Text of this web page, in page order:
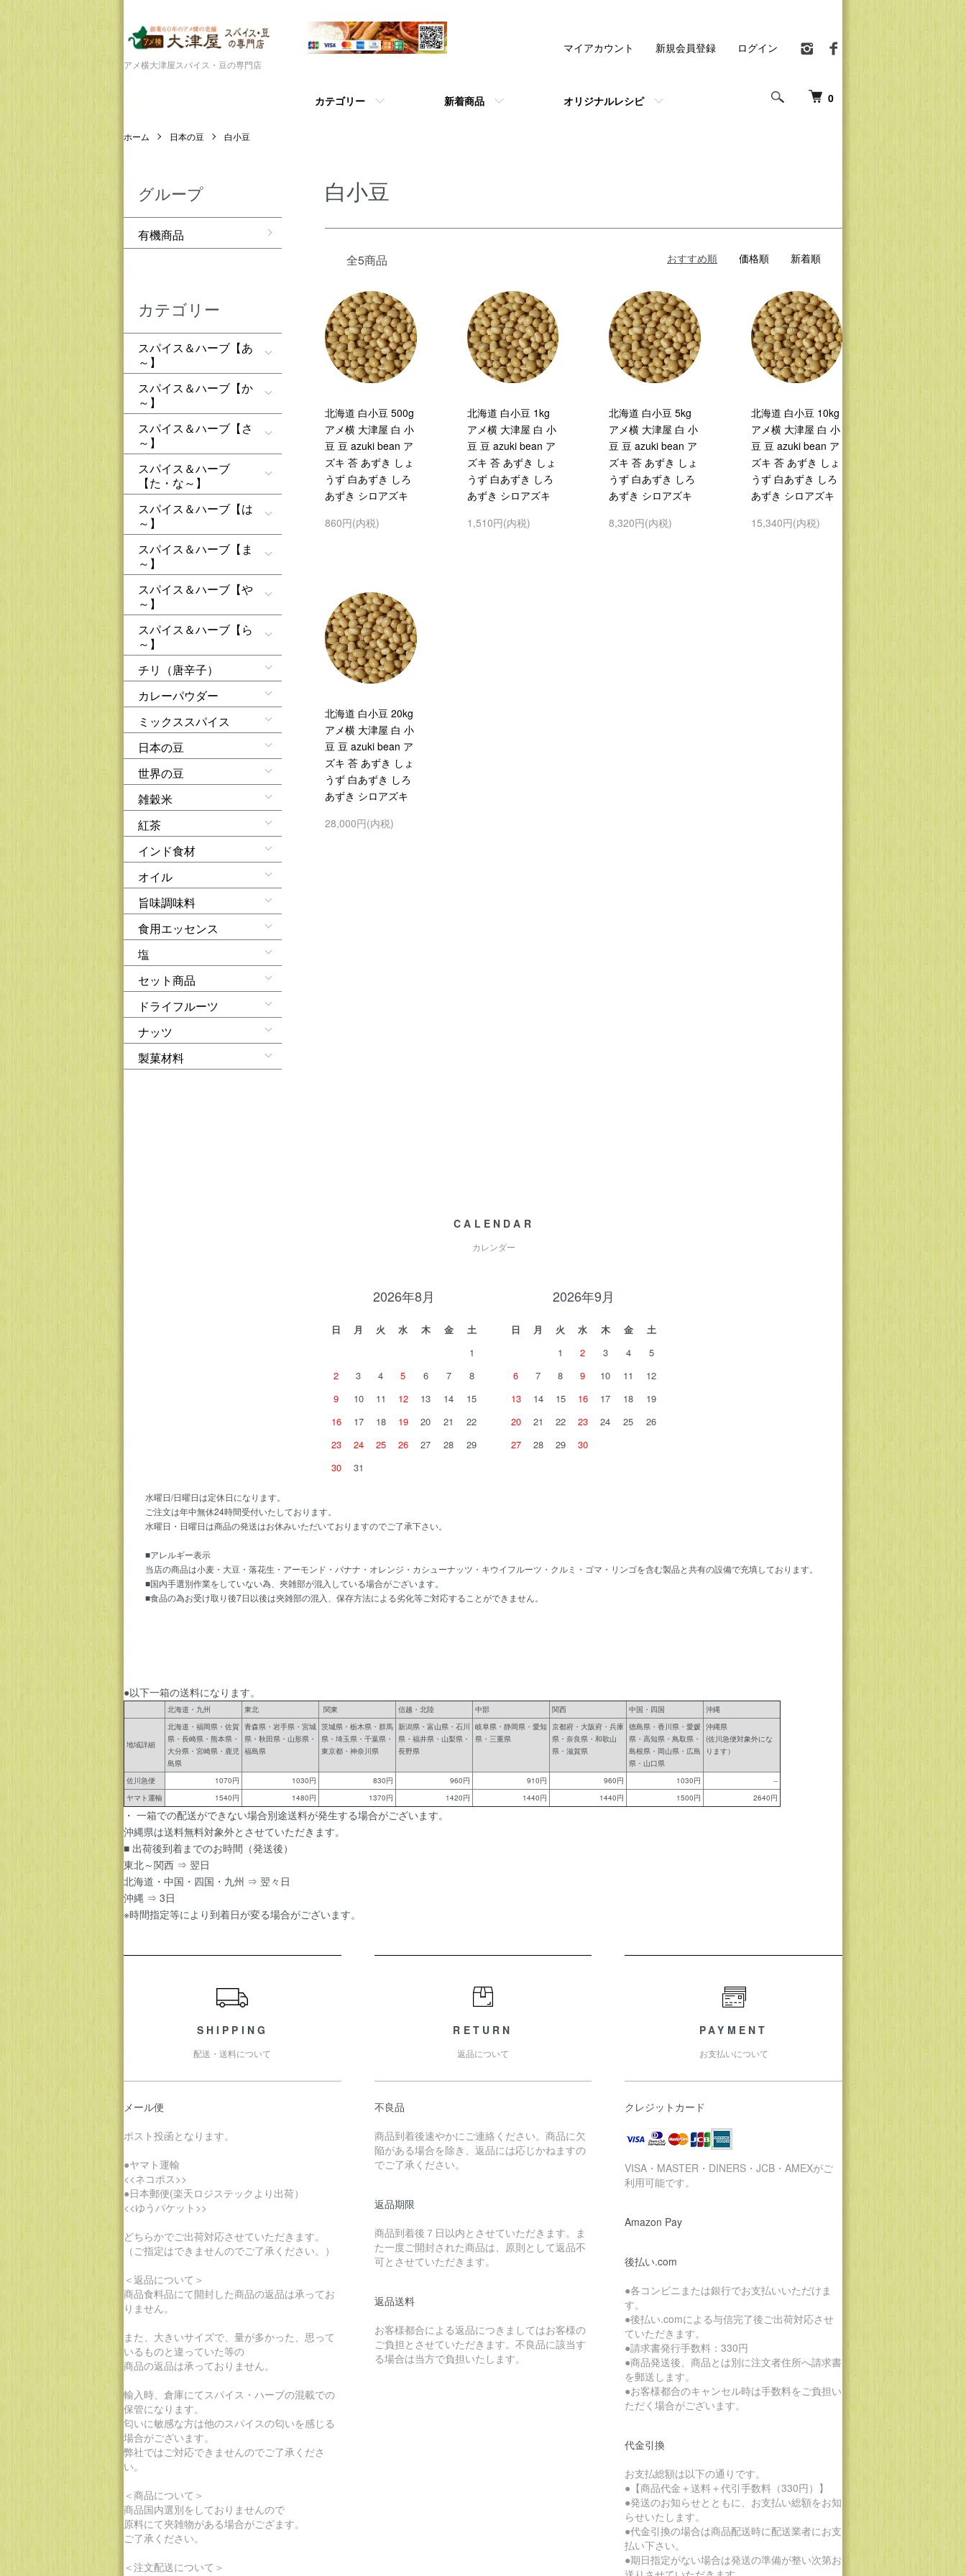
アメ横大津屋スパイス・豆の専門店
0
カテゴリー 新着商品 オリジナルレシピ
マイアカウント 新規会員登録 ログイン
ホーム 日本の豆 白小豆
白小豆
全5商品 おすすめ順 価格順 新着順
北海道 白小豆 500g
アメ横 大津屋 白 小
豆 豆 azuki bean ア
ズキ 荅 あずき しょ
うず 白あずき しろ
あずき シロアズキ
860円(内税)
北海道 白小豆 1kg
アメ横 大津屋 白 小
豆 豆 azuki bean ア
ズキ 荅 あずき しょ
うず 白あずき しろ
あずき シロアズキ
1,510円(内税)
北海道 白小豆 5kg
アメ横 大津屋 白 小
豆 豆 azuki bean ア
ズキ 荅 あずき しょ
うず 白あずき しろ
あずき シロアズキ
8,320円(内税)
北海道 白小豆 10kg
アメ横 大津屋 白 小
豆 豆 azuki bean ア
ズキ 荅 あずき しょ
うず 白あずき しろ
あずき シロアズキ
15,340円(内税)
北海道 白小豆 20kg
アメ横 大津屋 白 小
豆 豆 azuki bean ア
ズキ 荅 あずき しょ
うず 白あずき しろ
あずき シロアズキ
28,000円(内税)
グループ
有機商品
カテゴリー
スパイス＆ハーブ【あ
～】
スパイス＆ハーブ【か
～】
スパイス＆ハーブ【さ
～】
スパイス＆ハーブ
【た・な～】
スパイス＆ハーブ【は
～】
スパイス＆ハーブ【ま
～】
スパイス＆ハーブ【や
～】
スパイス＆ハーブ【ら
～】
チリ（唐辛子）
カレーパウダー
ミックススパイス
日本の豆
世界の豆
雑穀米
紅茶
インド食材
オイル
旨味調味料
食用エッセンス
塩
セット商品
ドライフルーツ
ナッツ
製菓材料
CALENDAR
カレンダー
2026年8月
日 月 火 水 木 金
土
1
2
3 4 5 6 7
8
9
10 11 12 13 14
15
16
17 18 19 20 21
22
23
24 25 26 27 28
29
30
31
2026年9月
日 月 火 水 木 金
土
1
2 3 4
5
6
7 8 9 10 11
12
13
14 15 16 17 18
19
20
21 22 23 24 25
26
27
28 29 30
水曜日/日曜日は定休日になります。
ご注文は年中無休24時間受付いたしております。
水曜日・日曜日は商品の発送はお休みいただいておりますのでご了承下さい。
■アレルギー表示
当店の商品は小麦・大豆・落花生・アーモンド・バナナ・オレンジ・カシューナッツ・キウイフルーツ・クルミ・ゴマ・リンゴを含む製品と共有の設備で充填しております。
■国内手選別作業をしていない為、夾雑部が混入している場合がございます。
■食品の為お受け取り後7日以後は夾雑部の混入、保存方法による劣化等ご対応することができません。
●以下一箱の送料になります。
北海道・九州 東北 関東 信越・北陸 中部 関西 中国・四国 沖縄
地域詳細
北海道・福岡県・佐賀
県・長崎県・熊本県・
大分県・宮崎県・鹿児
島県
青森県・岩手県・宮城
県・秋田県・山形県・
福島県
茨城県・栃木県・群馬
県・埼玉県・千葉県・
東京都・神奈川県
新潟県・富山県・石川
県・福井県・山梨県・
長野県
岐阜県・静岡県・愛知
県・三重県
京都府・大阪府・兵庫
県・奈良県・和歌山
県・滋賀県
徳島県・香川県・愛媛
県・高知県・鳥取県・
島根県・岡山県・広島
県・山口県
沖縄県
(佐川急便対象外にな
ります）
佐川急便 1070円 1030円 830円 960円 910円 960円 1030円
--
ヤマト運輸
1540円 1480円 1370円 1420円 1440円 1440円 1500円 2640円
・ 一箱での配送ができない場合別途送料が発生する場合がございます。
沖縄県は送料無料対象外とさせていただきます。
■ 出荷後到着までのお時間（発送後）
東北～関西 ⇒ 翌日
北海道・中国・四国・九州 ⇒ 翌々日
沖縄 ⇒ 3日
※時間指定等により到着日が変る場合がございます。
SHIPPING
配送・送料について
メール便
ポスト投函となります。
●ヤマト運輸
<<ネコポス>>
●日本郵便(楽天ロジステックより出荷）
<<ゆうパケット>>
どちらかでご出荷対応させていただきます。
（ご指定はできませんのでご了承ください。）
＜返品について＞
商品食料品にて開封した商品の返品は承ってお
りません。
また、大きいサイズで、量が多かった、思って
いるものと違っていた等の
商品の返品は承っておりません。
輸入時、倉庫にてスパイス・ハーブの混載での
保管になります。
匂いに敏感な方は他のスパイスの匂いを感じる
場合がございます。
弊社ではご対応できませんのでご了承くださ
い。
＜商品について＞
商品国内選別をしておりませんので
原料にて夾雑物がある場合がござます。
ご了承ください。
＜注文配送について＞
RETURN
返品について
不良品
商品到着後速やかにご連絡ください。商品に欠
陥がある場合を除き、返品には応じかねますの
でご了承ください。
返品期限
商品到着後７日以内とさせていただきます。ま
た一度ご開封された商品は、原則として返品不
可とさせていただきます。
返品送料
お客様都合による返品につきましてはお客様の
ご負担とさせていただきます。不良品に該当す
る場合は当方で負担いたします。
PAYMENT
お支払いについて
クレジットカード
VISA・MASTER・DINERS・JCB・AMEXがご
利用可能です。
Amazon Pay
後払い.com
●各コンビニまたは銀行でお支払いいただけま
す。
●後払い.comによる与信完了後ご出荷対応させ
ていただきます。
●請求書発行手数料：330円
●商品発送後、商品とは別に注文者住所へ請求書
を郵送します。
●お客様都合のキャンセル時は手数料をご負担い
ただく場合がございます。
代金引換
お支払総額は以下の通りです。
●【商品代金＋送料＋代引手数料（330円）】
●発送のお知らせとともに、お支払い総額をお知
らせいたします。
●代金引換の場合は商品配送時に配送業者にお支
払い下さい。
●期日指定がない場合は発送の準備が整い次第お